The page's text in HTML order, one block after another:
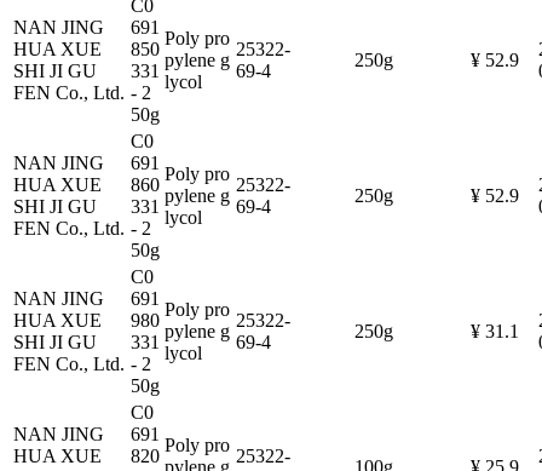
NAN JING
HUA XUE
SHI JI GU
FEN Co., Ltd.
C0
691
850
331
- 2
50g
Poly pro
pylene g
lycol
25322-
69-4
250g ¥ 52.9
NAN JING
HUA XUE
SHI JI GU
FEN Co., Ltd.
C0
691
860
331
- 2
50g
Poly pro
pylene g
lycol
25322-
69-4
250g ¥ 52.9
NAN JING
HUA XUE
SHI JI GU
FEN Co., Ltd.
C0
691
980
331
- 2
50g
Poly pro
pylene g
lycol
25322-
69-4
250g ¥ 31.1
NAN JING
HUA XUE
C0
691
820
Poly pro
25322-